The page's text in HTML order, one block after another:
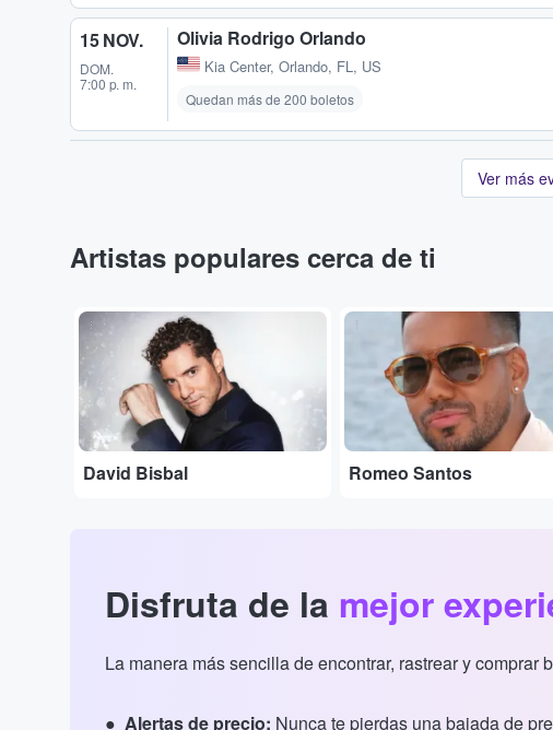
15 NOV.
DOM.
7:00 p. m.
Olivia Rodrigo Orlando
Kia Center, Orlando, FL, US
Quedan más de 200 boletos
Ver más
Artistas populares cerca de ti
...
David Bisbal Romeo Santos
Disfruta de la mejor
La manera más sencilla de encontrar, rastrear y comprar
Alertas de precio: Nunca te pierdas una bajada de